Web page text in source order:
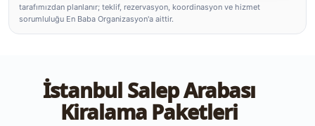
tarafımızdan planlanır; teklif, rezervasyon, koordinasyon ve hizmet
sorumluluğu En Baba Organizasyon'a aittir.
İstanbul Salep Arabası
Kiralama Paketleri